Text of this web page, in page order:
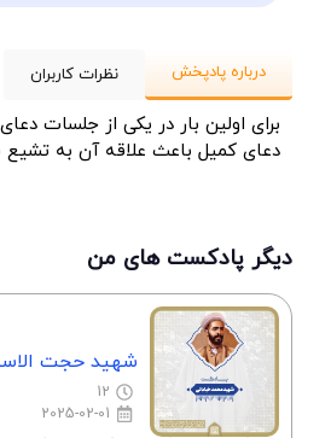
درباره پادپخش نظرات کاربران
برای اولین بار در یکی از جلسات
دعای کمیل باعث علاقه آن به
دیگر پادکست های من
شهید حجت‌
12
2025-02-01